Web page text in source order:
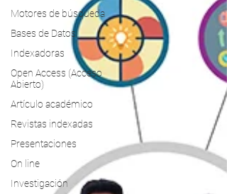
Motores de búsqueda
Bases de Datos
Indexadoras
Open Access (Acceso
Abierto)
Artículo académico
Revistas indexadas
Presentaciones
On line
Investigación